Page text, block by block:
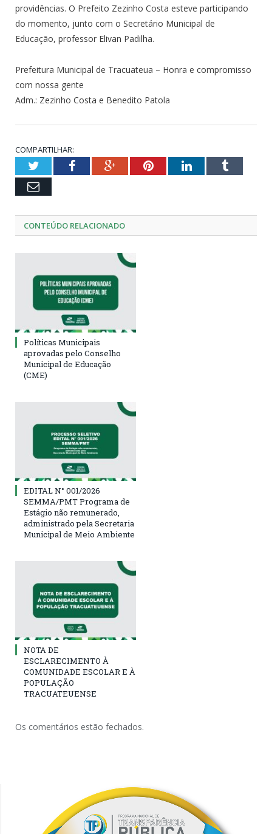
providências. O Prefeito Zezinho Costa esteve participando
do momento, junto com o Secretário Municipal de
Educação, professor Elivan Padilha.
Prefeitura Municipal de Tracuateua – Honra e compromisso
com nossa gente
Adm.: Zezinho Costa e Benedito Patola
COMPARTILHAR:
TwitterFacebookGoogle+PinterestLinkedInTumblr
Email
CONTEÚDO RELACIONADO
Políticas Municipais
aprovadas pelo Conselho
Municipal de Educação
(CME)
EDITAL N° 001/2026
SEMMA/PMT Programa de
Estágio não remunerado,
administrado pela Secretaria
Municipal de Meio Ambiente
NOTA DE
ESCLARECIMENTO À
COMUNIDADE ESCOLAR E À
POPULAÇÃO
TRACUATEUENSE
Os comentários estão fechados.